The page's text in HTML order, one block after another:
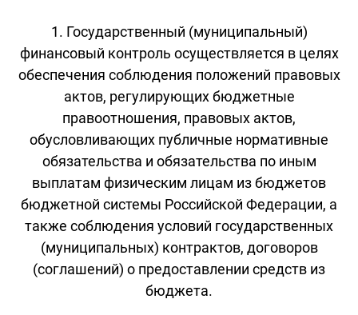
1. Государственный (муниципальный)
финансовый контроль осуществляется в целях
обеспечения соблюдения положений правовых
актов, регулирующих бюджетные
правоотношения, правовых актов,
обусловливающих публичные нормативные
обязательства и обязательства по иным
выплатам физическим лицам из бюджетов
бюджетной системы Российской Федерации, а
также соблюдения условий государственных
(муниципальных) контрактов, договоров
(соглашений) о предоставлении средств из
бюджета.